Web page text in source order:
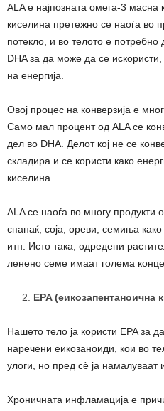
ALA е најпозната омега-3
киселина претежно се наоѓа во
потекло, и во телото е потребно
DHA за да може да се
на енергија.
Овој процес на конверзија е
Само мал процент од ALA се
дел во DHA. Делот кој не се
складира и се користи како
киселина.
ALA се наоѓа во многу продукти
спанаќ, соја, ореви, семиња
итн. Исто така, одредени
ленено семе имаат голема
EPA (еикозапентаноична
Нашето тело ја користи EPA за
наречени еикозаноиди, кои во
улоги, но пред сè ја намалуваат
Хроничната инфламација е